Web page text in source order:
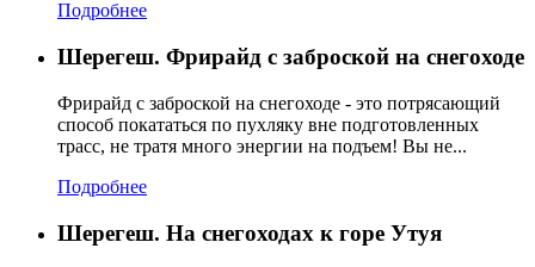
Подробнее
Шерегеш. Фрирайд с заброской на снегоходе
Фрирайд с заброской на снегоходе - это потрясающий
способ покататься по пухляку вне подготовленных
трасс, не тратя много энергии на подъем! Вы не...
Подробнее
Шерегеш. На снегоходах к горе Утуя